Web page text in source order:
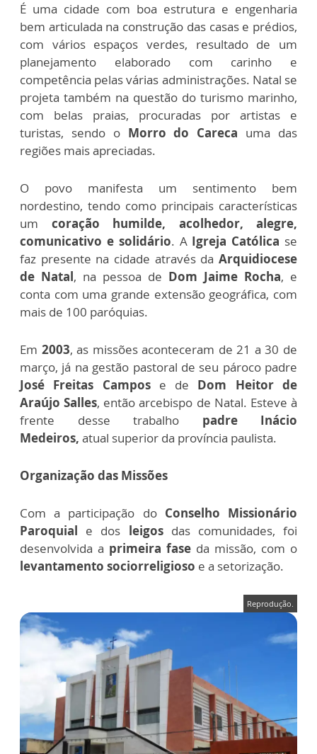
É uma cidade com boa estrutura e engenharia
bem articulada na construção das casas e prédios,
com vários espaços verdes, resultado de um
planejamento elaborado com carinho e
competência pelas várias administrações. Natal se
projeta também na questão do turismo marinho,
com belas praias, procuradas por artistas e
turistas, sendo o Morro do Careca uma das
regiões mais apreciadas.
O povo manifesta um sentimento bem
nordestino, tendo como principais características
um coração humilde, acolhedor, alegre,
comunicativo e solidário. A Igreja Católica se
faz presente na cidade através da Arquidiocese
de Natal, na pessoa de Dom Jaime Rocha, e
conta com uma grande extensão geográfica, com
mais de 100 paróquias.
Em 2003, as missões aconteceram de 21 a 30 de
março, já na gestão pastoral de seu pároco padre
José Freitas Campose de Dom Heitor de
Araújo Salles, então arcebispo de Natal. Esteve à
frente desse trabalho padre Inácio
Medeiros, atual superior da província paulista.
Organização das Missões
Com a participação doConselho Missionário
Paroquial e dos leigosdas comunidades, foi
desenvolvida a primeira fase da missão, com o
levantamento sociorreligioso e a setorização.
Reprodução.